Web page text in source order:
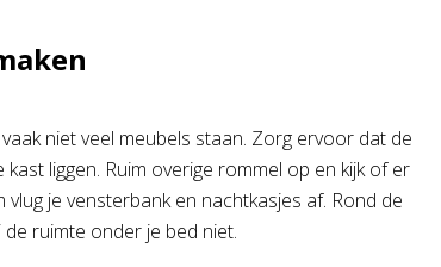
niet veel meubels staan. Zorg ervoor dat de
liggen. Ruim overige rommel op en kijk of er
je vensterbank en nachtkasjes af. Rond de
ruimte onder je bed niet.